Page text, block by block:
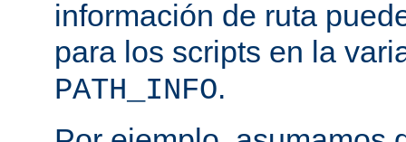
información de ruta
para los scripts en la
PATH_INFO.